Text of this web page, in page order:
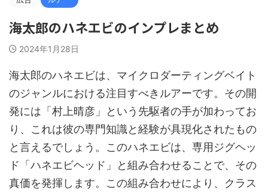
海太郎のハネエビのインプレまとめ
2024年1月28日
海太郎のハネエビは、マイクロダーティングベイト
のジャンルにおける注目すべきルアーです。その開
発には「村上晴彦」という先駆者の手が加わってお
り、これは彼の専門知識と経験が具現化されたもの
と言えるでしょう。このハネエビは、専用ジグヘッ
ド「ハネエビヘッド」と組み合わせることで、その
真価を発揮します。この組み合わせにより、クラス